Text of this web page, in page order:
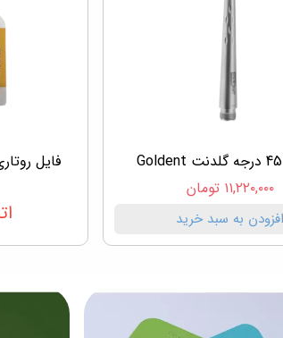
۱۱,۲۲۰,۰۰۰ تومان
افزودن به سبد خرید